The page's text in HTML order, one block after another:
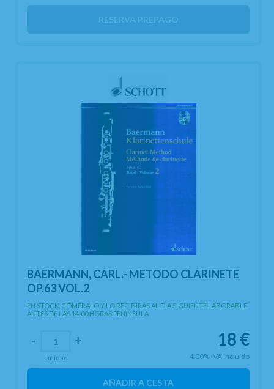
RESERVA PREPAGO
BAERMANN, CARL.- METODO CLARINETE
OP.63 VOL.2
EN STOCK. CÓMPRALO Y LO RECIBIRÁS AL DIA SIGUIENTE LABORABLE
ANTES DE LAS 14:00 HORAS PENINSULA
18 €
4.00% IVA incluido
- +
unidad
AÑADIR A CESTA